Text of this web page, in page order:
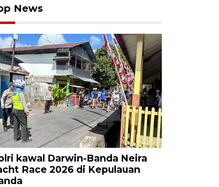
News
kawal Darwin-Banda Neira
Race 2026 di Kepulauan